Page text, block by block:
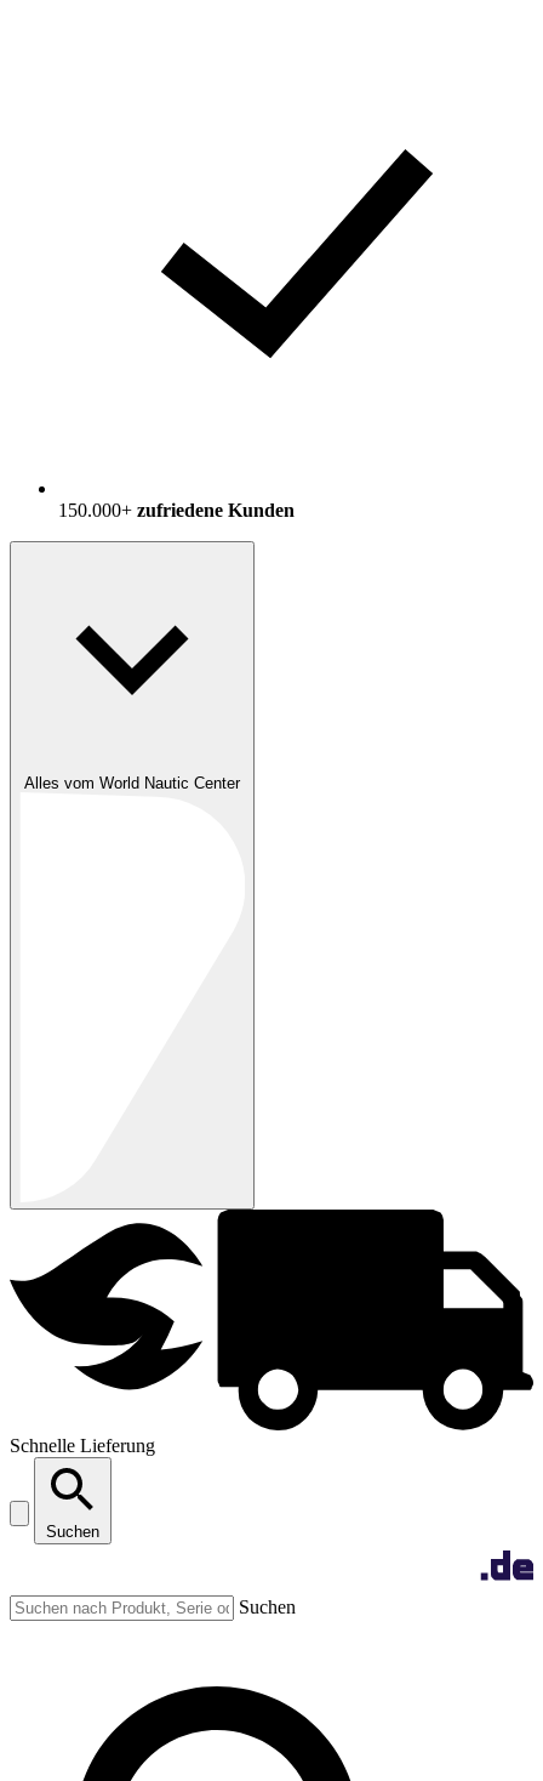
150.000+ zufriedene Kunden
Alles vom World Nautic Center
Schnelle Lieferung
Suchen
Suchen